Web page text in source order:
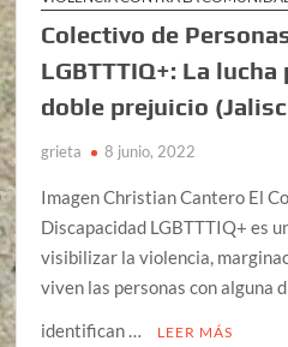
Colectivo de
LGBTTTIQ+: La
doble prejuicio
grieta 8 junio, 2022
Imagen Christian Cantero El
Discapacidad LGBTTTIQ+ es
visibilizar la violencia,
viven las personas con alguna
identifican …
LEER MÁS